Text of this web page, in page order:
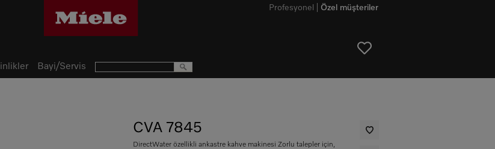
CVA 7845
DirectWater özellikli ankastre kahve makinesi Zorlu talepler için,
Özel müşteriler
Profesyonel
Bayi/Servis